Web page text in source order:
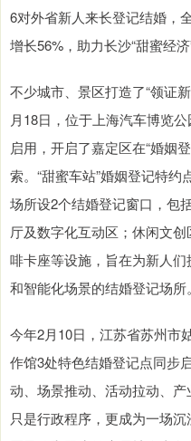
6对外省新人来长登记结婚，
增长56%，助力长沙“甜蜜经济
不少城市、景区打造了“领证
月18日，位于上海汽车博览
启用，开启了嘉定区在“婚姻
索。“甜蜜车站”婚姻登记特
场所设2个结婚登记窗口，包
厅及数字化互动区；休闲文
啡卡座等设施，旨在为新人
和智能化场景的结婚登记场所。
今年2月10日，江苏省苏州市
作馆3处特色结婚登记点同步
动、场景推动、活动拉动、
只是行政程序，更成为一场